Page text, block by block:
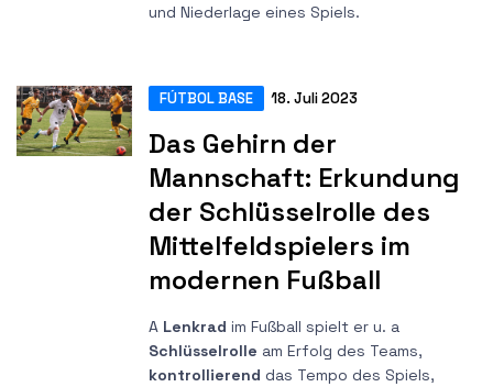
und Niederlage eines Spiels.
FÚTBOL BASE 18. Juli 2023
Das Gehirn der
Mannschaft: Erkundung
der Schlüsselrolle des
Mittelfeldspielers im
modernen Fußball
A Lenkrad im Fußball spielt er u. a
Schlüsselrolle am Erfolg des Teams,
kontrollierend das Tempo des Spiels,